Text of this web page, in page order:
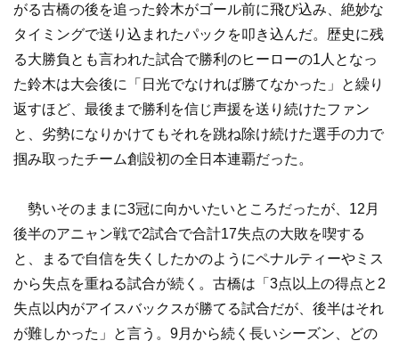
がる古橋の後を追った鈴木がゴール前に飛び込み、絶妙な
タイミングで送り込まれたパックを叩き込んだ。歴史に残
る大勝負とも言われた試合で勝利のヒーローの1人となっ
た鈴木は大会後に「日光でなければ勝てなかった」と繰り
返すほど、最後まで勝利を信じ声援を送り続けたファン
と、劣勢になりかけてもそれを跳ね除け続けた選手の力で
掴み取ったチーム創設初の全日本連覇だった。
勢いそのままに3冠に向かいたいところだったが、12月
後半のアニャン戦で2試合で合計17失点の大敗を喫する
と、まるで自信を失くしたかのようにペナルティーやミス
から失点を重ねる試合が続く。古橋は「3点以上の得点と2
失点以内がアイスバックスが勝てる試合だが、後半はそれ
が難しかった」と言う。9月から続く長いシーズン、どの